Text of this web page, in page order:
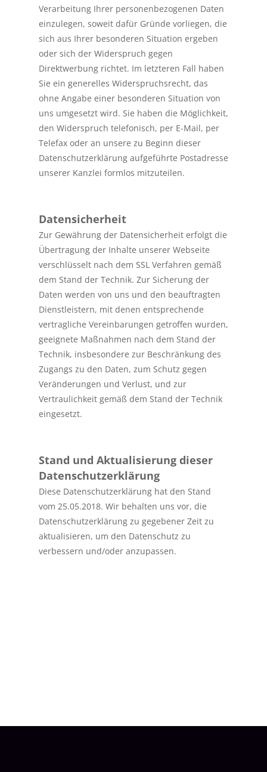
Verarbeitung Ihrer personenbezogenen Daten
einzulegen, soweit dafür Gründe vorliegen, die
sich aus Ihrer besonderen Situation ergeben
oder sich der Widerspruch gegen
Direktwerbung richtet. Im letzteren Fall haben
Sie ein generelles Widerspruchsrecht, das
ohne Angabe einer besonderen Situation von
uns umgesetzt wird. Sie haben die Möglichkeit,
den Widerspruch telefonisch, per E-Mail, per
Telefax oder an unsere zu Beginn dieser
Datenschutzerklärung aufgeführte Postadresse
unserer Kanzlei formlos mitzuteilen.
Datensicherheit
Zur Gewährung der Datensicherheit erfolgt die
Übertragung der Inhalte unserer Webseite
verschlüsselt nach dem SSL Verfahren gemäß
dem Stand der Technik. Zur Sicherung der
Daten werden von uns und den beauftragten
Dienstleistern, mit denen entsprechende
vertragliche Vereinbarungen getroffen wurden,
geeignete Maßnahmen nach dem Stand der
Technik, insbesondere zur Beschränkung des
Zugangs zu den Daten, zum Schutz gegen
Veränderungen und Verlust, und zur
Vertraulichkeit gemäß dem Stand der Technik
eingesetzt.
Stand und Aktualisierung dieser
Datenschutzerklärung
Diese Datenschutzerklärung hat den Stand
vom 25.05.2018. Wir behalten uns vor, die
Datenschutzerklärung zu gegebener Zeit zu
aktualisieren, um den Datenschutz zu
verbessern und/oder anzupassen.